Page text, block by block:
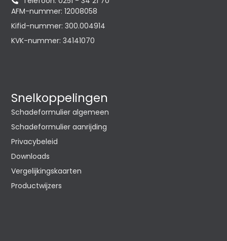
AFM-nummer: 12008058
Kifid-nummer: 300.004914
KVK-nummer: 34141070
Snelkoppelingen
Schadeformulier algemeen
Schadeformulier aanrijding
Privacybeleid
Downloads
Vergelijkingskaarten
Productwijzers